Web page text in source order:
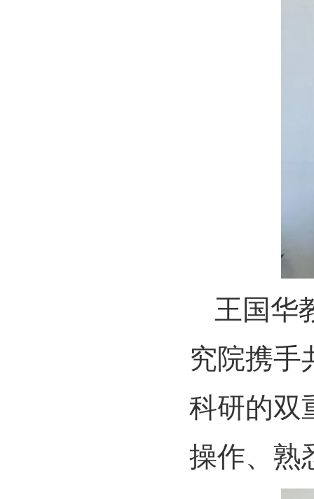
王国华
究院携手
科研的双
操作、熟